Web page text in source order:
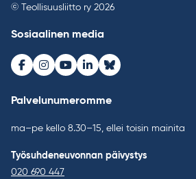
© Teollisuusliitto ry 2026
Sosiaalinen media
Facebook
Instagram
Youtube
LinkedInBluesky
Palvelunumeromme
ma–pe kello 8.30–15, ellei toisin mainita
Työsuhdeneuvonnan päivystys
020 690 447